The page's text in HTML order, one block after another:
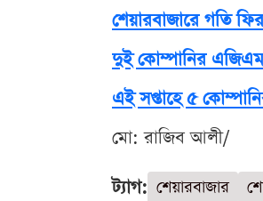
শেয়ারবাজারে গতি
দুই কোম্পানির
এই সপ্তাহে ৫
মো: রাজিব আলী/
ট্যাগ: শেয়ারবাজার